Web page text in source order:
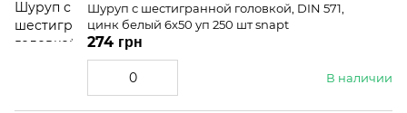
Шуруп с шестигранной головкой, DIN 571,
цинк белый 6x50 уп 250 шт snapt
В наличии
274 грн